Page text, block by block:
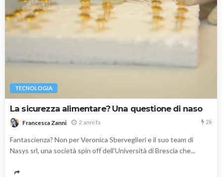
TECNOLOGIA
La sicurezza alimentare? Una questione di naso
Francesca Zanni 2 anni fa 2k
Fantascienza? Non per Veronica Sberveglieri e il suo team di
Nasys srl, una società spin off dell’Università di Brescia che...